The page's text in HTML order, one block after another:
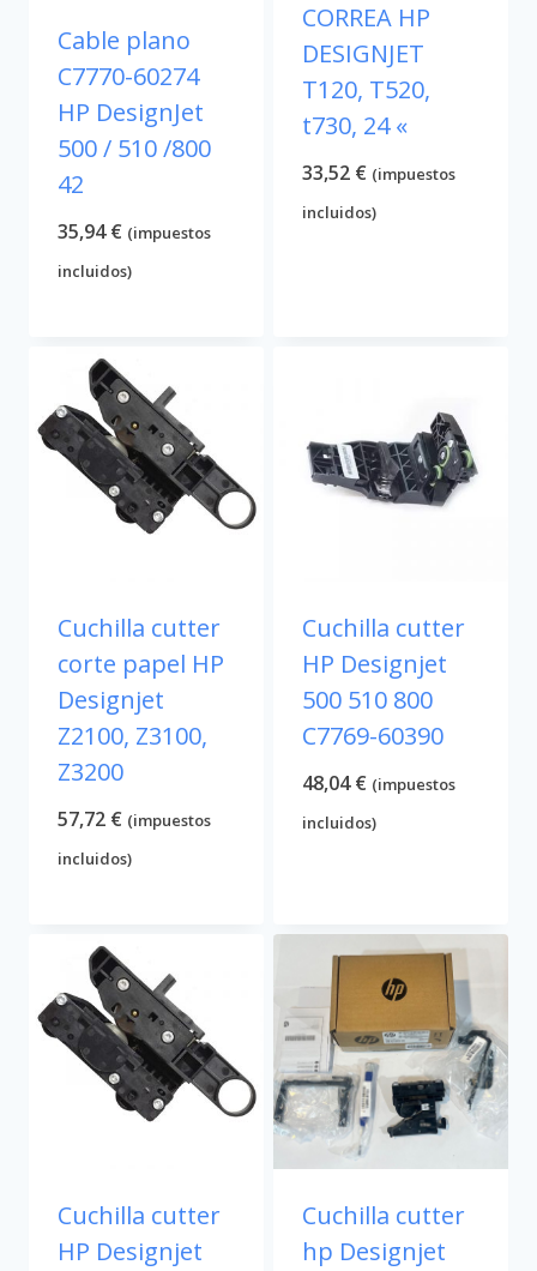
Cable plano
C7770-60274
HP DesignJet
500 / 510 /800
42
35,94€ (impuestos
incluidos)
CORREA HP
DESIGNJET
T120, T520,
t730, 24 «
33,52 € (impuestos
incluidos)
Cuchilla cutter
corte papel HP
Designjet
Z2100, Z3100,
Z3200
57,72 € (impuestos
incluidos)
Cuchilla cutter
HP Designjet
500 510 800
C7769-60390
48,04€ (impuestos
incluidos)
Cuchilla cutter
HP Designjet
Cuchilla cutter
hp Designjet